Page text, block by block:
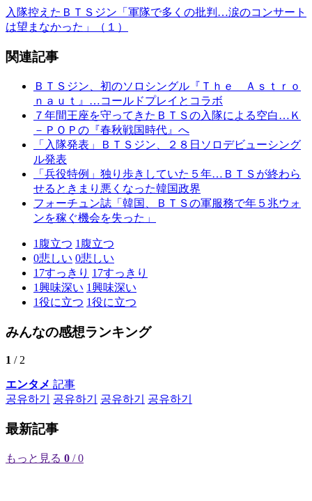
入隊控えたＢＴＳジン「軍隊で多くの批判…涙のコンサート
は望まなかった」（１）
関連記事
ＢＴＳジン、初のソロシングル『Ｔｈｅ Ａｓｔｒｏ
ｎａｕｔ』…コールドプレイとコラボ
７年間王座を守ってきたＢＴＳの入隊による空白…Ｋ
－ＰＯＰの『春秋戦国時代』へ
「入隊発表」ＢＴＳジン、２８日ソロデビューシング
ル発表
「兵役特例」独り歩きしていた５年…ＢＴＳが終わら
せるときまり悪くなった韓国政界
フォーチュン誌「韓国、ＢＴＳの軍服務で年５兆ウォ
ンを稼ぐ機会を失った」
1 腹立つ 1 腹立つ
0悲しい 0悲しい
17すっきり 17すっきり
1興味深い 1興味深い
1役に立つ 1役に立つ
みんなの感想ランキング
1 / 2
エンタメ 記事
공유하기
공유하기 공유하기 공유하기
最新記事
もっと見る 0 / 0